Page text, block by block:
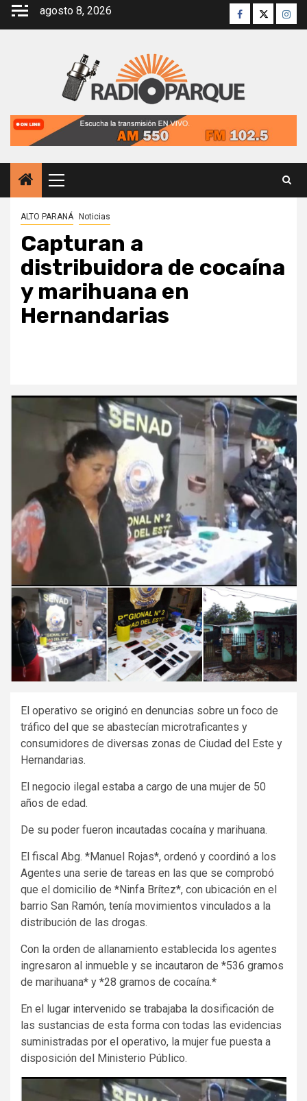
Saltar
agosto 8, 2026 Facebook
Twitter
Menú
principal
ALTO PARANÁ Noticias
Capturan a
distribuidora de cocaína
y marihuana en
Hernandarias
El operativo se originó en denuncias sobre un foco de
tráfico del que se abastecían microtraficantes y
consumidores de diversas zonas de Ciudad del Este y
Hernandarias.
El negocio ilegal estaba a cargo de una mujer de 50
años de edad.
De su poder fueron incautadas cocaína y marihuana.
El fiscal Abg. *Manuel Rojas*, ordenó y coordinó a los
Agentes una serie de tareas en las que se comprobó
que el domicilio de *Ninfa Brítez*, con ubicación en el
barrio San Ramón, tenía movimientos vinculados a la
distribución de las drogas.
Con la orden de allanamiento establecida los agentes
ingresaron al inmueble y se incautaron de *536 gramos
de marihuana* y *28 gramos de cocaína.*
En el lugar intervenido se trabajaba la dosificación de
las sustancias de esta forma con todas las evidencias
suministradas por el operativo, la mujer fue puesta a
disposición del Ministerio Público.